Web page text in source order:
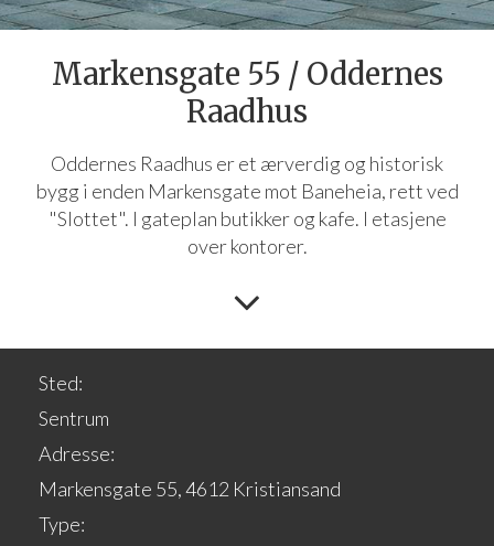
Markensgate 55 / Oddernes
Raadhus
Oddernes Raadhus er et ærverdig og historisk
bygg i enden Markensgate mot Baneheia, rett ved
"Slottet". I gateplan butikker og kafe. I etasjene
over kontorer.
Sted:
Sentrum
Adresse:
Markensgate 55, 4612 Kristiansand
Type: